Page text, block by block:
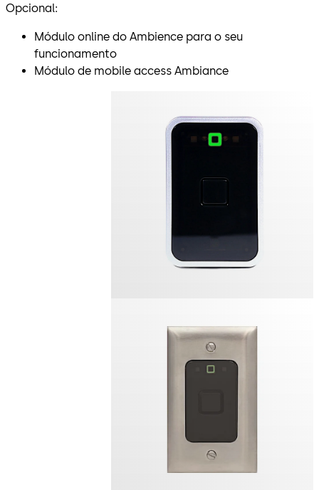
Opcional:
Módulo online do Ambience para o seu
funcionamento
Módulo de mobile access Ambiance